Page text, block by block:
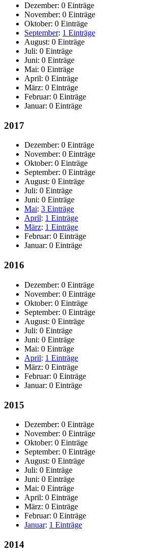
Dezember: 0 Einträge
November: 0 Einträge
Oktober: 0 Einträge
September: 1 Einträge
August: 0 Einträge
Juli: 0 Einträge
Juni: 0 Einträge
Mai: 0 Einträge
April: 0 Einträge
März: 0 Einträge
Februar: 0 Einträge
Januar: 0 Einträge
2017
Dezember: 0 Einträge
November: 0 Einträge
Oktober: 0 Einträge
September: 0 Einträge
August: 0 Einträge
Juli: 0 Einträge
Juni: 0 Einträge
Mai: 3 Einträge
April: 1 Einträge
März: 1 Einträge
Februar: 0 Einträge
Januar: 0 Einträge
2016
Dezember: 0 Einträge
November: 0 Einträge
Oktober: 0 Einträge
September: 0 Einträge
August: 0 Einträge
Juli: 0 Einträge
Juni: 0 Einträge
Mai: 0 Einträge
April: 1 Einträge
März: 0 Einträge
Februar: 0 Einträge
Januar: 0 Einträge
2015
Dezember: 0 Einträge
November: 0 Einträge
Oktober: 0 Einträge
September: 0 Einträge
August: 0 Einträge
Juli: 0 Einträge
Juni: 0 Einträge
Mai: 0 Einträge
April: 0 Einträge
März: 0 Einträge
Februar: 0 Einträge
Januar: 1 Einträge
2014